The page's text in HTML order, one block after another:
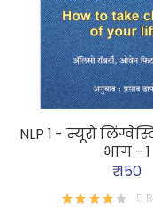
NLP 1 - न्यूरो
भाग - 1
₹ 150
5